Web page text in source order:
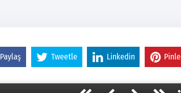
Paylaş Tweetle Linkedin Pinle